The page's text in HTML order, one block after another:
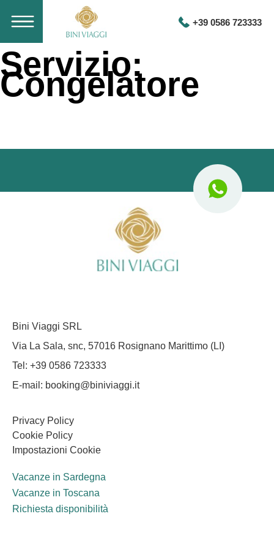
+39 0586 723333
Servizio:
Congelatore
Bini Viaggi SRL
Via La Sala, snc, 57016 Rosignano Marittimo (LI)
Tel: +39 0586 723333
E-mail: booking@biniviaggi.it
Privacy Policy
Cookie Policy
Impostazioni Cookie
Vacanze in Sardegna
Vacanze in Toscana
Richiesta disponibilità